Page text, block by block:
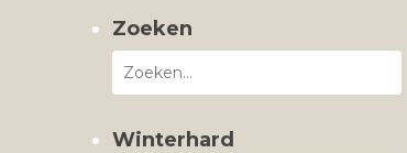
Zoeken
Winterhard